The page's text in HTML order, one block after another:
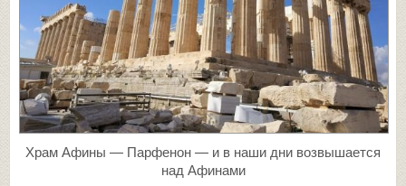
Храм Афины — Парфенон — и в наши дни возвышается
над Афинами